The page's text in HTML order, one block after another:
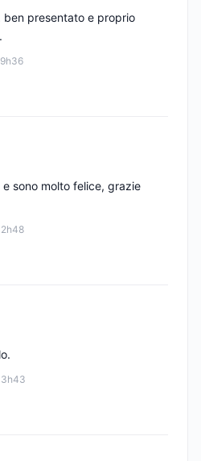
presentato e proprio
sono molto felice, grazie